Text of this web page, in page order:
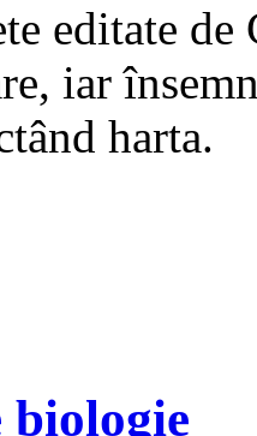
editate
iar
harta.